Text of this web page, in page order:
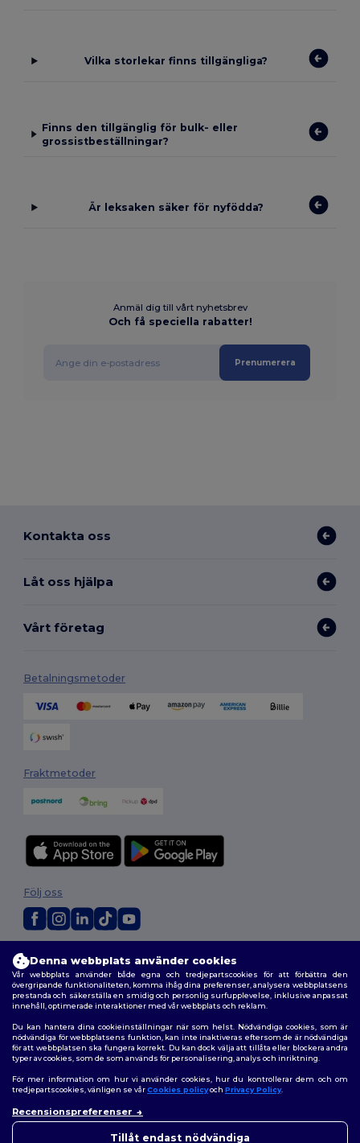
Vilka storlekar finns tillgängliga?
Finns den tillgänglig för bulk- eller
grossistbeställningar?
Är leksaken säker för nyfödda?
Anmäl dig till vårt nyhetsbrev
Och få speciella rabatter!
Prenumerera
Kontakta oss
Låt oss hjälpa
Vårt företag
Betalningsmetoder
Fraktmetoder
Allmänna Villkor|Anpassad policy | Integritetspolicy
Policy för cookies
|Karta över webbplatsen
Följ oss
Denna webbplats använder cookies
Vår webbplats använder både egna och tredjepartscookies för att förbättra den
övergripande funktionaliteten, komma ihåg dina preferenser, analysera webbplatsens
prestanda och säkerställa en smidig och personlig surfupplevelse, inklusive anpassat
innehåll, optimerade interaktioner med vår webbplats och reklam.
Du kan hantera dina cookieinställningar när som helst. Nödvändiga cookies, som är
nödvändiga för webbplatsens funktion, kan inte inaktiveras eftersom de är nödvändiga
för att webbplatsen ska fungera korrekt. Du kan dock välja att tillåta eller blockera andra
typer av cookies, som de som används för personalisering, analys och inriktning.
För mer information om hur vi använder cookies, hur du kontrollerar dem och om
tredjepartscookies, vänligen se vårCookies policyoch Privacy Policy.
Recensionspreferenser
Tillåt endast nödvändiga